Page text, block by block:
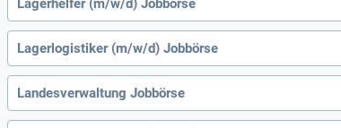
Lagerhelfer (m/w/d) Jobbörse
Lagerlogistiker (m/w/d) Jobbörse
Landesverwaltung Jobbörse